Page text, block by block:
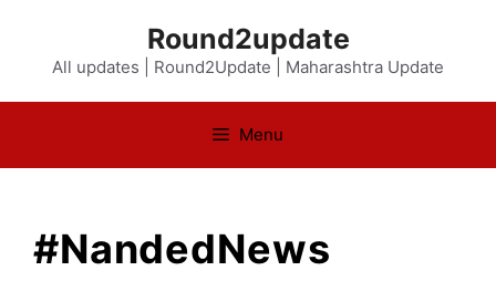
content
Round2update
All updates | Round2Update | Maharashtra Update
Menu
#NandedNews